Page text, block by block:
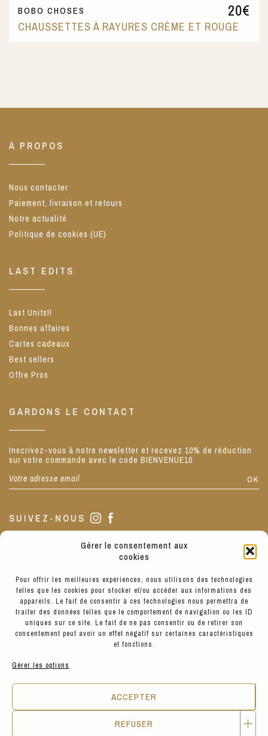
Gérer le consentement aux
cookies
Pour offrir les meilleures expériences, nous utilisons des technologies
telles que les cookies pour stocker et/ou accéder aux informations des
appareils. Le fait de consentir à ces technologies nous permettra de
traiter des données telles que le comportement de navigation ou les ID
uniques sur ce site. Le fait de ne pas consentir ou de retirer son
consentement peut avoir un effet négatif sur certaines caractéristiques
et fonctions.
Gérer les options
ACCEPTER
REFUSER
20€
BOBO CHOSES
CHAUSSETTES À RAYURES CRÈME ET ROUGE
À PROPOS
Nous contacter
Paiement, livraison et retours
Notre actualité
Politique de cookies (UE)
LAST EDITS
Last Units!!
Bonnes affaires
Cartes cadeaux
Best sellers
Offre Pros
GARDONS LE CONTACT
Inscrivez-vous à notre newsletter et recevez 10% de réduction
sur votre commande avec le code BIENVENUE10
SUIVEZ-NOUS
La boutique est située au 3 de notre jolie Place Sathonay, Lyon
Nous sommes ouverts de 10h à 19h du Mardi au Vendredi, de 11h
à 19h le Samedi, et de 13h à 17h le Lundi.
VOIR LES PRODUITS
© Hyppairs 2026